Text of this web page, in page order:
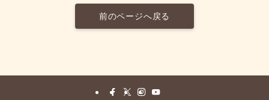
前のページへ戻る